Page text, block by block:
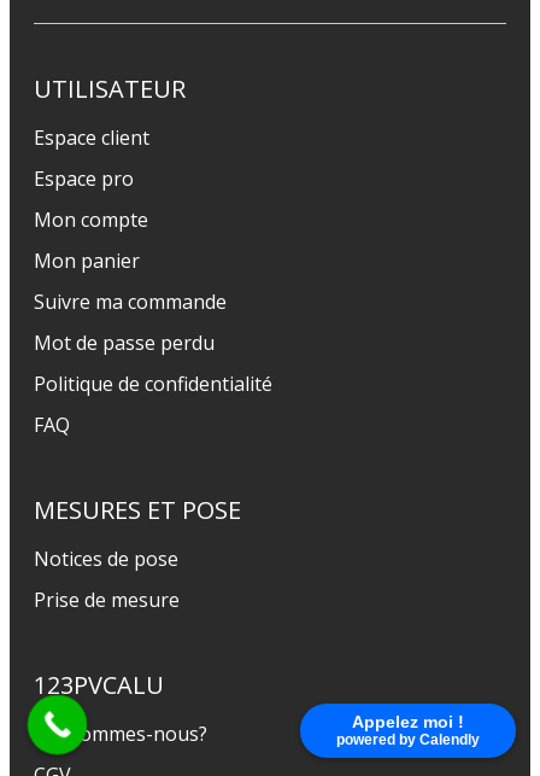
Appelez moi !
powered by Calendly
UTILISATEUR
Espace client
Espace pro
Mon compte
Mon panier
Suivre ma commande
Mot de passe perdu
Politique de confidentialité
FAQ
MESURES ET POSE
Notices de pose
Prise de mesure
123PVCALU
Qui sommes-nous?